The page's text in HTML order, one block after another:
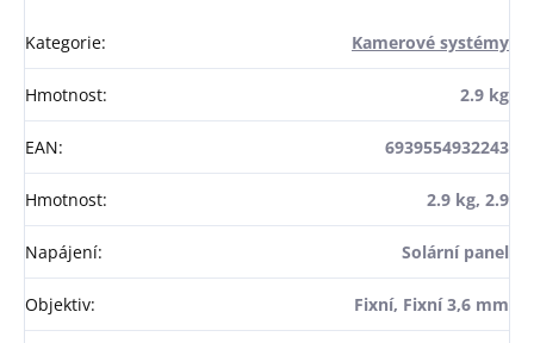
Kategorie: Kamerové systémy
Hmotnost: 2.9 kg
EAN: 6939554932243
Hmotnost: 2.9 kg, 2.9
Napájení: Solární panel
Objektiv: Fixní, Fixní 3,6 mm